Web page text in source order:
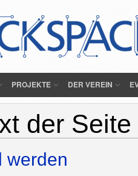
PROJEKTE DER VEREIN
der
werden